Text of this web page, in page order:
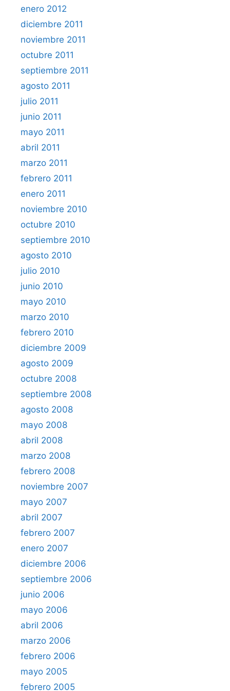
enero 2012
diciembre 2011
noviembre 2011
octubre 2011
septiembre 2011
agosto 2011
julio 2011
junio 2011
mayo 2011
abril 2011
marzo 2011
febrero 2011
enero 2011
noviembre 2010
octubre 2010
septiembre 2010
agosto 2010
julio 2010
junio 2010
mayo 2010
marzo 2010
febrero 2010
diciembre 2009
agosto 2009
octubre 2008
septiembre 2008
agosto 2008
mayo 2008
abril 2008
marzo 2008
febrero 2008
noviembre 2007
mayo 2007
abril 2007
febrero 2007
enero 2007
diciembre 2006
septiembre 2006
junio 2006
mayo 2006
abril 2006
marzo 2006
febrero 2006
mayo 2005
febrero 2005